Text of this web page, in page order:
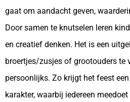
gaat om aandacht geven,
Door samen te knutselen leren
en creatief denken. Het is een
broertjes/zusjes of grootouders te
persoonlijks. Zo krijgt het feest
karakter, waarbij iedereen